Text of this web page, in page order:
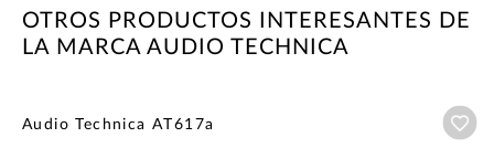
OTROS PRODUCTOS INTERESANTES DE
LA MARCA AUDIO TECHNICA
Audio Technica AT617a